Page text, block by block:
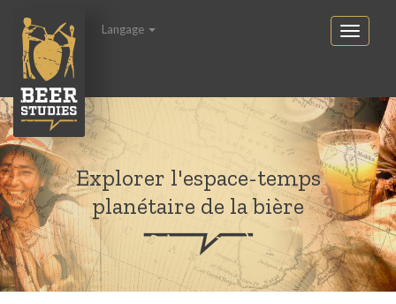
Langage
Explorer l'espace-temps
planétaire de la bière